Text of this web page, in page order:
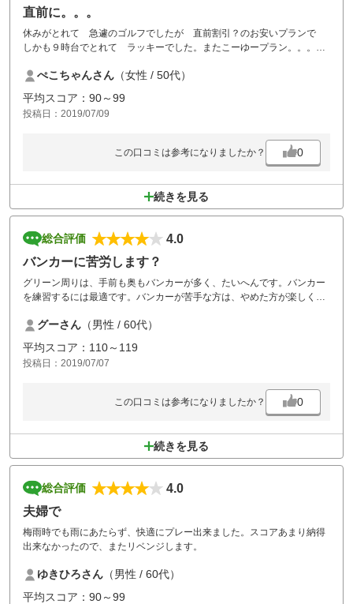
直前に。。。
休みがとれて 急遽のゴルフでしたが 直前割引？のお安いプランで
しかも９時台でとれて ラッキーでした。またこーゆープラン。。。よ
ぺこちゃんさん （女性 / 50代）
平均スコア：90～99
投稿日：2019/07/09
この口コミは参考になりましたか？ 0
続きを見る
総合評価
4.0
バンカーに苦労します？
グリーン周りは、手前も奥もバンカーが多く、たいへんです。バンカー
を練習するには最適です。バンカーが苦手な方は、やめた方が楽しくプ
グーさん （男性 / 60代）
平均スコア：110～119
投稿日：2019/07/07
この口コミは参考になりましたか？ 0
続きを見る
総合評価
4.0
夫婦で
梅雨時でも雨にあたらず、快適にプレー出来ました。スコアあまり納得
出来なかったので、またリベンジします。
ゆきひろさん （男性 / 60代）
平均スコア：90～99